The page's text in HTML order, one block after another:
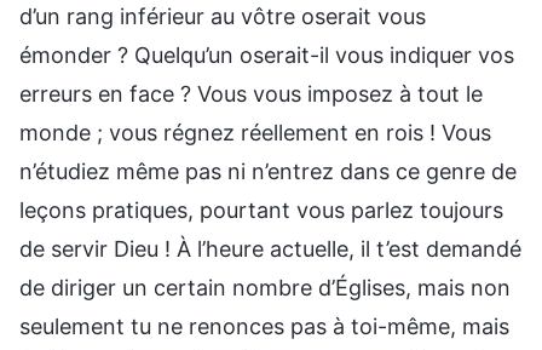
d’un rang inférieur au vôtre oserait vous
émonder ? Quelqu’un oserait-il vous indiquer vos
erreurs en face ? Vous vous imposez à tout le
monde ; vous régnez réellement en rois ! Vous
n’étudiez même pas ni n’entrez dans ce genre de
leçons pratiques, pourtant vous parlez toujours
de servir Dieu ! À l’heure actuelle, il t’est demandé
de diriger un certain nombre d’Églises, mais non
seulement tu ne renonces pas à toi-même, mais